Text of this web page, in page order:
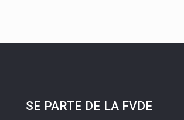
SE PARTE DE LA FVDE